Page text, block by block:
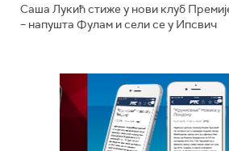
Саша Лукић стиже у нови клуб
– напушта Фулам и сели се у Ипсвич